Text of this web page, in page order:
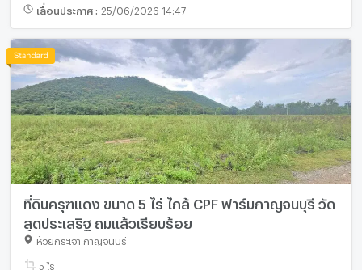
เลื่อนประกาศ : 25/06/2026 14:47
ที่ดินครุฑแดง ขนาด 5 ไร่ ไกล้ CPF ฟาร์มกาญจนบุรี วัด
สุดประเสริฐ ถมแล้วเรียบร้อย
ห้วยกระเจา กาญจนบุรี
5 ไร่